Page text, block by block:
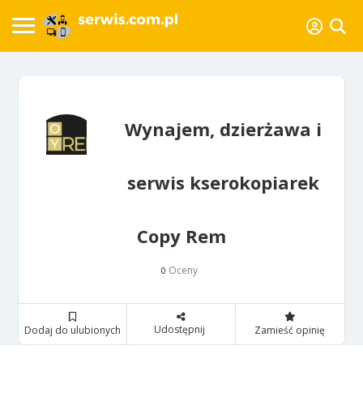
Wynajem, dzierżawa i
serwis kserokopiarek
Copy Rem
0 Oceny
Dodaj do ulubionych Udostępnij Zamieść opinię